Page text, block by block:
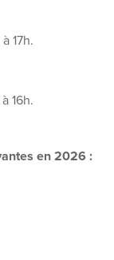
17h.
16h.
en 2026 :